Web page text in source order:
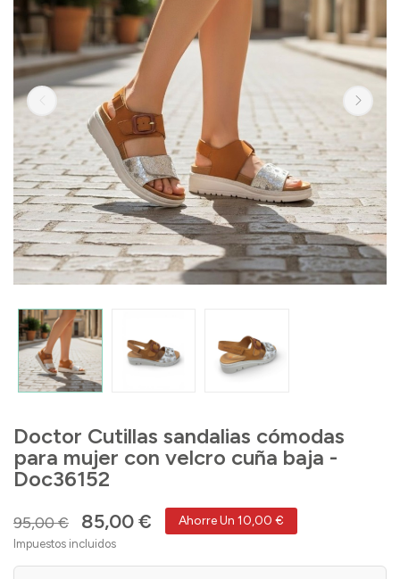
Doctor Cutillas sandalias cómodas
para mujer con velcro cuña baja -
Doc36152
95,00 € 85,00 € Ahorre Un 10,00 €
Impuestos incluidos